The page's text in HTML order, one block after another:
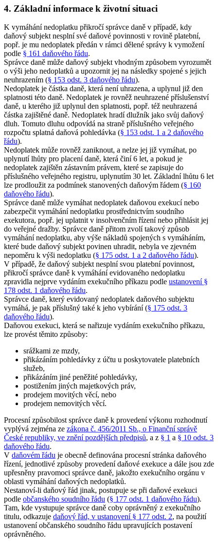
4. Základní informace k životní situaci
K vymáhání nedoplatku přikročí správce daně v případě, kdy
daňový subjekt nesplní své daňové povinnosti v rovině platební,
popř. je mu nedoplatek předán v rámci dělené správy k vymožení
podle § 161 daňového řádu.
Správce daně může daňový subjekt vhodným způsobem vyrozumět
o výši jeho nedoplatků a upozornit jej na následky spojené s jejich
neuhrazením (§ 153 odst. 3 daňového řádu).
Nedoplatek je částka daně, která není uhrazena, a uplynul již den
splatnosti této daně. Nedoplatek je rovněž neuhrazené příslušenství
daně, u kterého již uplynul den splatnosti, popř. též neuhrazená
částka zajištěné daně. Nedoplatek hradí dlužník jako svůj daňový
dluh. Tomuto dluhu odpovídá na straně příslušného veřejného
rozpočtu splatná daňová pohledávka (§ 153 odst. 1 a 2 daňového
řádu).
Nedoplatek může rovněž zaniknout, a nelze jej již vymáhat, po
uplynutí lhůty pro placení daně, která činí 6 let, a pokud je
nedoplatek zajištěn zástavním právem, které se zapisuje do
příslušného veřejného registru, uplynutím 30 let. Základní lhůtu 6 let
lze prodloužit za podmínek stanovených daňovým řádem (§ 160
daňového řádu).
Správce daně může vymáhat nedoplatek daňovou exekucí nebo
zabezpečit vymáhání nedoplatku prostřednictvím soudního
exekutora, popř. jej uplatnit v insolvenčním řízení nebo přihlásit jej
do veřejné dražby. Správce daně přitom zvolí takový způsob
vymáhání nedoplatku, aby výše nákladů spojených s vymáháním,
které bude daňový subjekt povinen uhradit, nebyla ve zjevném
nepoměru k výši nedoplatku (§ 175 odst. 1 a 2 daňového řádu).
V případě, že daňový subjekt nesplní svou platební povinnost,
přikročí správce daně k vymáhání evidovaného nedoplatku
zpravidla nejprve vydáním exekučního příkazu podle ustanovení §
178 odst. 1 daňového řádu.
Správce daně, který evidovaný nedoplatek daňového subjektu
vymáhá, je pak příslušný také k jeho vybírání (§ 175 odst. 3
daňového řádu).
Daňovou exekuci, která se nařizuje vydáním exekučního příkazu,
lze provést těmito způsoby:
srážkami ze mzdy,
přikázáním pohledávky z účtu u poskytovatele platebních
služeb,
přikázáním jiné peněžité pohledávky,
postižením jiných majetkových práv,
prodejem movitých věcí, nebo
prodejem nemovitých věcí.
Procesní způsobilost správce daně k provedení výkonu rozhodnutí
vyplývá zejména ze zákona č. 456/2011 Sb., o Finanční správě
České republiky, ve znění pozdějších předpisů, a z § 1 a § 10 odst. 3
daňového řádu.
V daňovém řádu je obecně definována procesní stránka daňového
řízení, jednotlivé způsoby provedení daňové exekuce a dále jsou zde
upřesněny pravomoci správce daně, jakožto exekučního orgánu v
oblasti vymáhání daňových nedoplatků.
Nestanoví-li daňový řád jinak, postupuje se při daňové exekuci
podle občanského soudního řádu (§ 177 odst. 1 daňového řádu).
Tam, kde vystupuje správce daně coby oprávněný z exekučního
titulu, odkazuje daňový řád, v ustanovení § 177 odst. 2, na použití
ustanovení občanského soudního řádu upravujících postavení
oprávněného.